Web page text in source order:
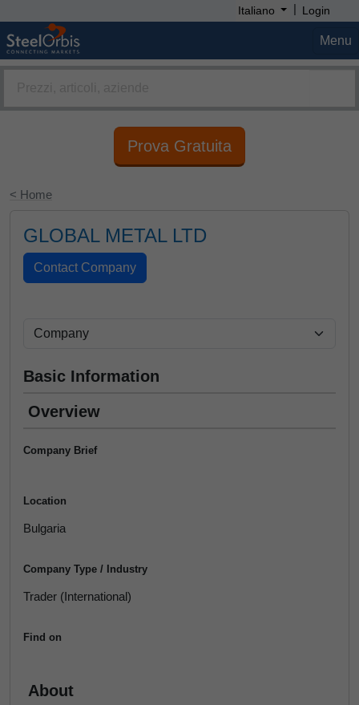
Italiano | Login
Menu
Prova Gratuita
< Home
GLOBAL METAL LTD
Basic Information
Overview
Company Brief
Location
Bulgaria
Company Type / Industry
Trader (International)
Find on
About